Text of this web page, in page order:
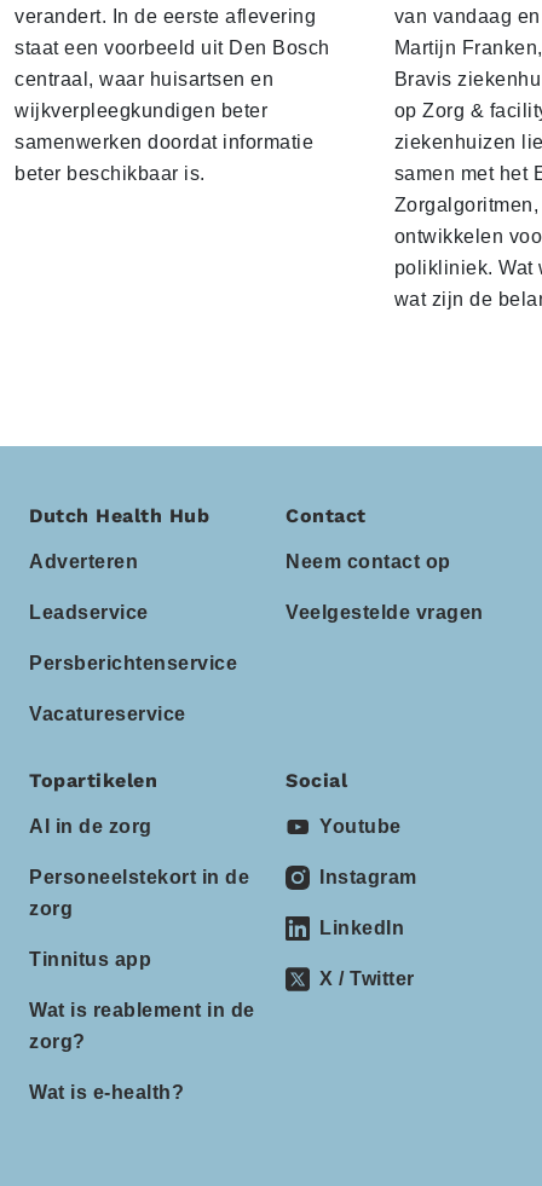
verandert. In de eerste aflevering
staat een voorbeeld uit Den Bosch
centraal, waar huisartsen en
wijkverpleegkundigen beter
samenwerken doordat informatie
beter beschikbaar is.
van vandaag
Martijn
Bravis
op Zorg &
ziekenhuizen
samen met het
ontwikkelen
polikliniek. Wat
wat zijn de
Dutch Health Hub
Adverteren
Leadservice
Persberichtenservice
Vacatureservice
Contact
Neem contact op
Veelgestelde vragen
Topartikelen
AI in de zorg
Personeelstekort in de
zorg
Tinnitus app
Wat is reablement in de
zorg?
Wat is e-health?
Social
Youtube
Instagram
LinkedIn
X / Twitter